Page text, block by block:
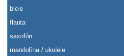
bicie
flauta
saxofón
mandolína / ukulele